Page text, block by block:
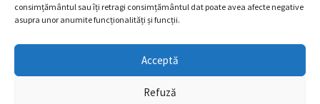
consimțământul sau îți retragi consimțământul dat poate avea afecte negative
asupra unor anumite funcționalități și funcții.
Acceptă
Refuză
© 2026 - Toate drepturile rezervate pentru Primăria